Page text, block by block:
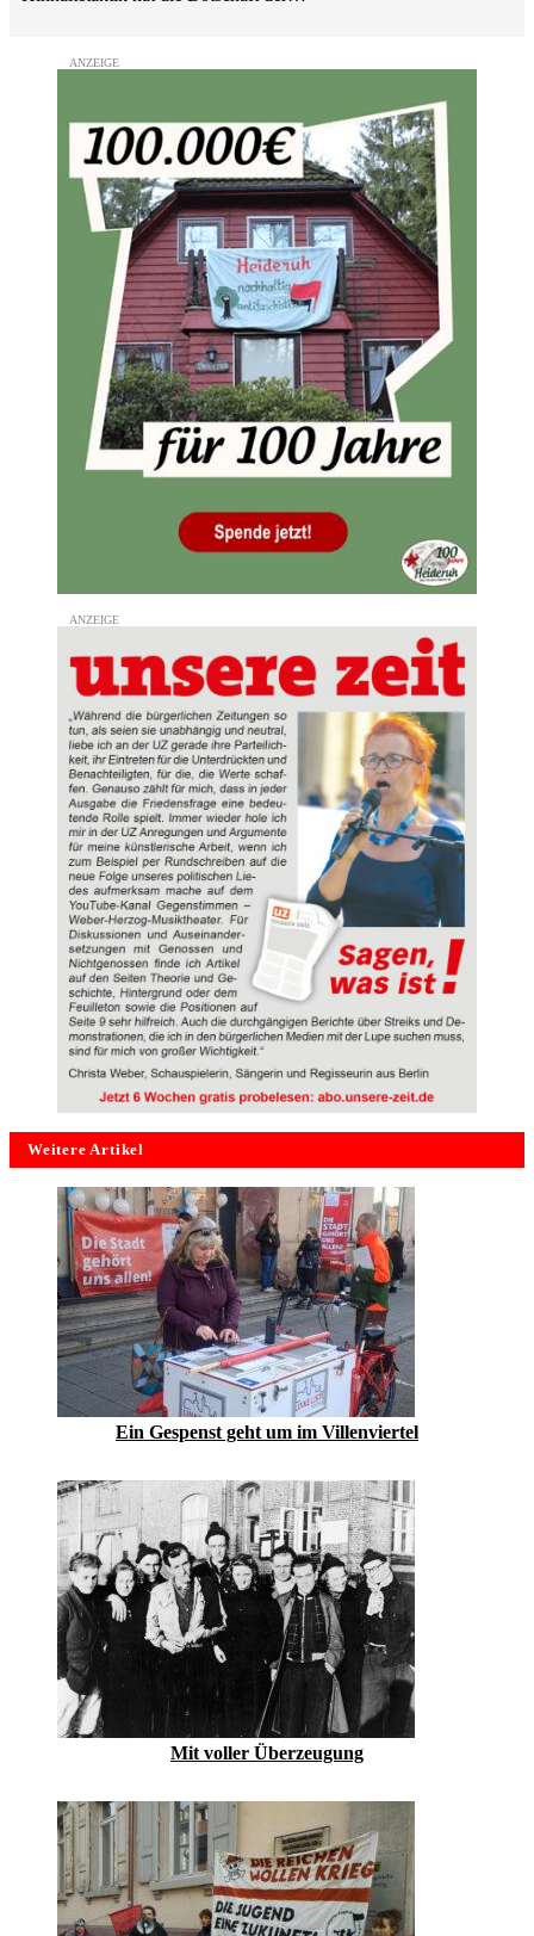
Weitere Artikel
Ein Gespenst geht um im Villenviertel
Mit voller Überzeugung